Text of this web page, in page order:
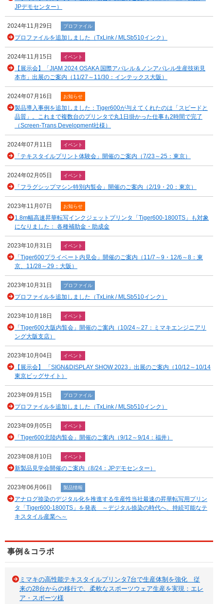
JPデモセンター）
2024年11月29日 プロファイル
プロファイルを追加しました（TxLink / MLSb510インク）
2024年11月15日 イベント
【展示会】「JIAM 2024 OSAKA 国際アパレル＆ノンアパレル生産技術見
本市」出展のご案内（11/27～11/30：インテックス大阪）
2024年07月16日 お知らせ
製品導入事例を追加しました：Tiger600が与えてくれたのは「スピードと
品質」。これまで複数台のプリンタで丸1日掛かった仕事も2時間で完了
（Screen-Trans Development社様）
2024年07月11日 イベント
「テキスタイルプリント体験会」開催のご案内（7/23～25：東京）
2024年02月05日 イベント
「フラグシップマシン特別内覧会」開催のご案内（2/19・20：東京）
2023年11月07日 お知らせ
1.8m幅高速昇華転写インクジェットプリンタ「Tiger600-1800TS」も対象
になりました： 各種補助金・助成金
2023年10月31日 イベント
「Tiger600プライベート内見会」開催のご案内（11/7～9・12/6～8：東
京、11/28～29：大阪）
2023年10月31日 プロファイル
プロファイルを追加しました（TxLink / MLSb510インク）
2023年10月18日 イベント
「Tiger600大阪内覧会」開催のご案内（10/24～27：ミマキエンジニアリ
ング大阪支店）
2023年10月04日 イベント
【展示会】 「SIGN&DISPLAY SHOW 2023」出展のご案内（10/12～10/14
東京ビッグサイト）
2023年09月15日 プロファイル
プロファイルを追加しました（TxLink / MLSb510インク）
2023年09月05日 イベント
「Tiger600北陸内覧会」開催のご案内（9/12～9/14：福井）
2023年08月10日 イベント
新製品見学会開催のご案内（8/24：JPデモセンター）
2023年06月06日 製品情報
アナログ捺染のデジタル化を推進する生産性当社最速の昇華転写用プリン
タ「Tiger600-1800TS」を発表 ～デジタル捺染の時代へ、持続可能なテ
キスタイル産業へ～
事例＆コラボ
ミマキの高性能テキスタイルプリンタ7台で生産体制を強化 従
来の28台からの移行で、柔軟なスポーツウェア生産を実現：エレ
ア・スポーツ様